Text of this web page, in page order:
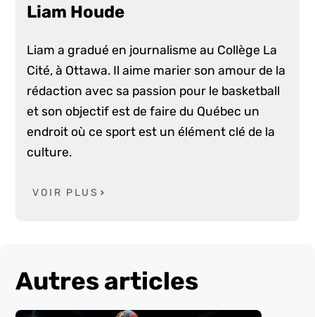
Liam Houde
Liam a gradué en journalisme au Collège La
Cité, à Ottawa. Il aime marier son amour de la
rédaction avec sa passion pour le basketball
et son objectif est de faire du Québec un
endroit où ce sport est un élément clé de la
culture.
VOIR PLUS
Autres articles